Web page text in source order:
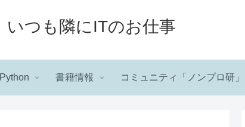
いつも隣にITのお仕事
Python 書籍情報 コミュニティ「ノンプロ研」